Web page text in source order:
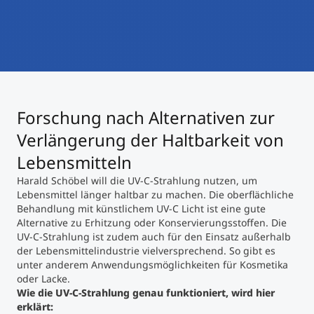
Study Finder Bachelor/Master
Masterclasses
Management-Seminare
Technische Weiterbildung
Maßgeschneiderte Programme
Forschung nach Alternativen zur
Verlängerung der Haltbarkeit von
Lebensmitteln
Harald Schöbel will die UV-C-Strahlung nutzen, um
Lebensmittel länger haltbar zu machen. Die oberflächliche
Behandlung mit künstlichem UV-C Licht ist eine gute
Alternative zu Erhitzung oder Konservierungsstoffen. Die
UV-C-Strahlung ist zudem auch für den Einsatz außerhalb
der Lebensmittelindustrie vielversprechend. So gibt es
unter anderem Anwendungsmöglichkeiten für Kosmetika
oder Lacke.
Wie die UV-C-Strahlung genau funktioniert, wird hier
erklärt: